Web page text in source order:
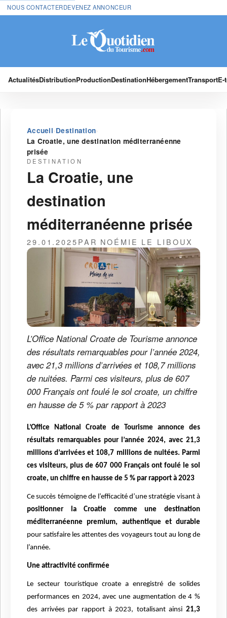
NOUS CONTACTERDEVENEZ ANNONCEUR
ActualitésDistributionProductionDestinationHébergementTransport
Accueil›Destination›
La Croatie, une destination méditerranéenne
prisée
DESTINATION
La Croatie, une
destination
méditerranéenne prisée
29.01.2025PAR NOÉMIE LE LIBOUX
L’Office National Croate de Tourisme annonce
des résultats remarquables pour l’année 2024,
avec 21,3 millions d’arrivées et 108,7 millions
de nuitées. Parmi ces visiteurs, plus de 607
000 Français ont foulé le sol croate, un chiffre
en hausse de 5 % par rapport à 2023
L’Office National Croate de Tourisme annonce des
résultats remarquables pour l’année 2024, avec 21,3
millions d’arrivées et 108,7 millions de nuitées. Parmi
ces visiteurs, plus de 607 000 Français ont foulé le sol
croate, un chiffre en hausse de 5 % par rapport à 2023
Ce succès témoigne de l’efficacité d’une stratégie visant à
positionner la Croatie comme une destination
méditerranéenne premium, authentique et durable
pour satisfaire les attentes des voyageurs tout au long de
l’année.
Une attractivité confirmée
Le secteur touristique croate a enregistré de solides
performances en 2024, avec une augmentation de 4 %
des arrivées par rapport à 2023, totalisant ainsi 21,3